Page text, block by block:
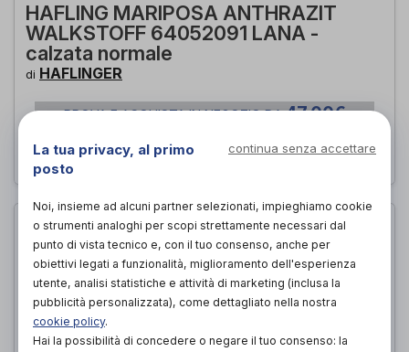
HAFLING MARIPOSA ANTHRAZIT
WALKSTOFF 64052091 LANA -
calzata normale
di HAFLINGER
PROVA E ACQUISTA IN NEGOZIO DA47,00€
ACQUISTA ONLINE DA42,50€
La tua privacy, al primo
posto
continua senza accettare
Noi, insieme ad alcuni partner selezionati, impieghiamo cookie
o strumenti analoghi per scopi strettamente necessari dal
punto di vista tecnico e, con il tuo consenso, anche per
obiettivi legati a funzionalità, miglioramento dell'esperienza
utente, analisi statistiche e attività di marketing (inclusa la
pubblicità personalizzata), come dettagliato nella nostra
cookie policy.
Hai la possibilità di concedere o negare il tuo consenso: la